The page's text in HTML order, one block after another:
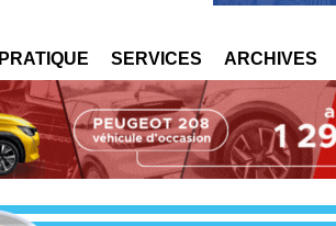
PRATIQUE SERVICES ARCHIVES